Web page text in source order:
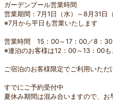
ガーデンプール営業時間
営業期間：7月1日（水）～8月31日（
※7月から平日も営業いたします
営業時間 15：00～17：00／8：
※連泊のお客様は12：00～13：00
ご宿泊のお客様限定でご利用いただ
すでにご予約受付中
夏休み期間は混み合いますので、お